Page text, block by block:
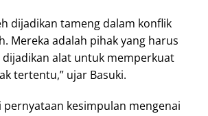
dijadikan tameng dalam konflik
Mereka adalah pihak yang harus
alat untuk memperkuat
tertentu,” ujar Basuki.
kesimpulan mengenai